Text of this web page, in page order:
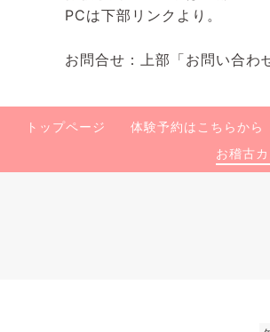
PCは下部リンクより。
お問合せ：上部「お問い合わ
トップページ 体験予約はこちらから
お稽古